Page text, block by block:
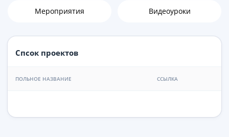
Мероприятия Видеоуроки
Спсок проектов
ПОЛЬНОЕ НАЗВАНИЕ ССЫЛКА